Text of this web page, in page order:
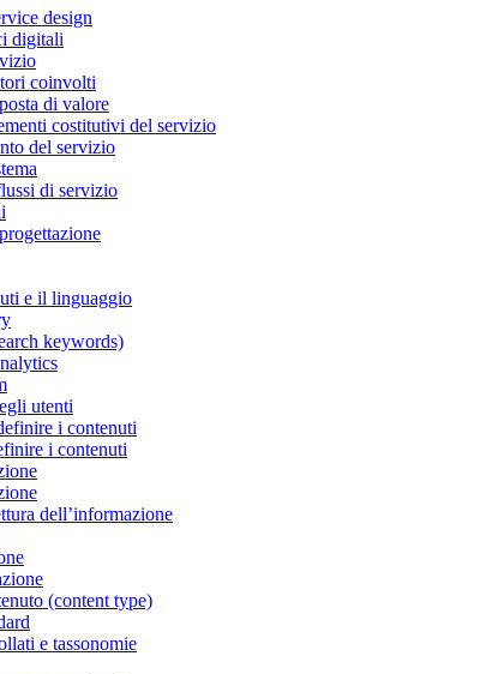
design
digitali
coinvolti
di valore
costitutivi del servizio
del servizio
di servizio
e il linguaggio
keywords)
utenti
i contenuti
i contenuti
dell’informazione
(content type)
e tassonomie